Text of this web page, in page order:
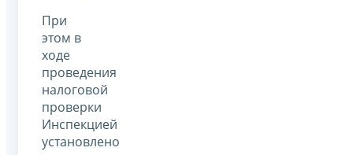
При
этом в
ходе
проведения
налоговой
проверки
Инспекцией
установлено